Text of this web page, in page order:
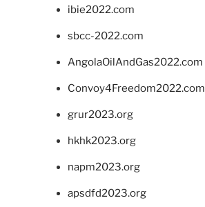
ibie2022.com
sbcc-2022.com
AngolaOilAndGas2022.com
Convoy4Freedom2022.com
grur2023.org
hkhk2023.org
napm2023.org
apsdfd2023.org